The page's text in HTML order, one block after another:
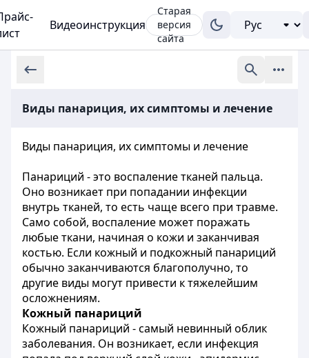
Видеоинструкция
Старая
версия
сайта
Виды панариция, их симптомы и лечение
Виды панариция, их симптомы и лечение
Панариций - это воспаление тканей пальца.
Оно возникает при попадании инфекции
внутрь тканей, то есть чаще всего при травме.
Само собой, воспаление может поражать
любые ткани, начиная о кожи и заканчивая
костью. Если кожный и подкожный панариций
обычно заканчиваются благополучно, то
другие виды могут привести к тяжелейшим
осложнениям.
Кожный панариций
Кожный панариций - самый невинный облик
заболевания. Он возникает, если инфекция